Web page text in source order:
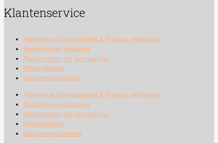
Klantenservice
Algemene Voorwaarden & Privacy verklaring
Bestelling en Betaling
Retourneren en herroeping
Privacybeleid
Klachtenprocedure
Algemene Voorwaarden & Privacy verklaring
Bestelling en Betaling
Retourneren en herroeping
Privacybeleid
Klachtenprocedure